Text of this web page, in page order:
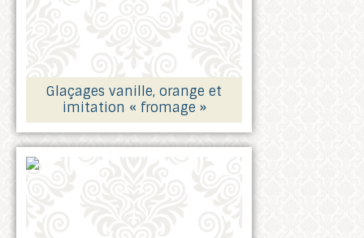
Glaçages vanille, orange et
imitation « fromage »